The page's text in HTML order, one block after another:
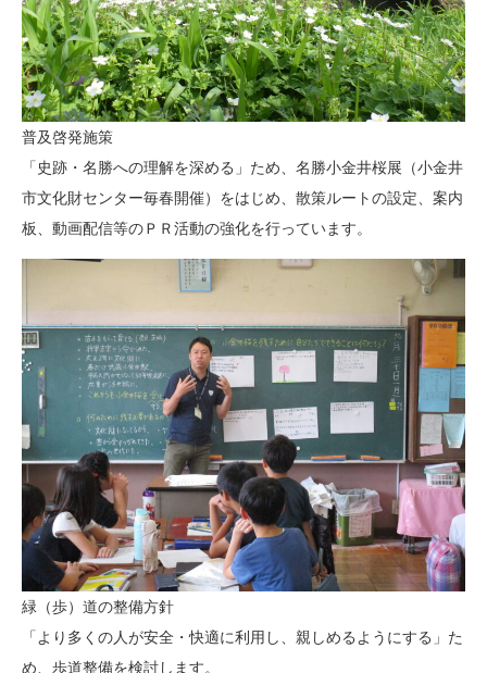
普及啓発施策
「史跡・名勝への理解を深める」ため、名勝小金井桜展（小金井
市文化財センター毎春開催）をはじめ、散策ルートの設定、案内
板、動画配信等のＰＲ活動の強化を行っています。
緑（歩）道の整備方針
「より多くの人が安全・快適に利用し、親しめるようにする」た
め、歩道整備を検討します。